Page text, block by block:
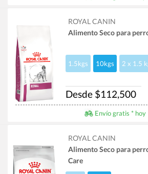
ROYAL CANIN
Alimento Seco para
1.5kgs 10kgs 2 x 1.5
Desde $112,500
Envío gratis * hoy
ROYAL CANIN
Alimento Seco para
Care